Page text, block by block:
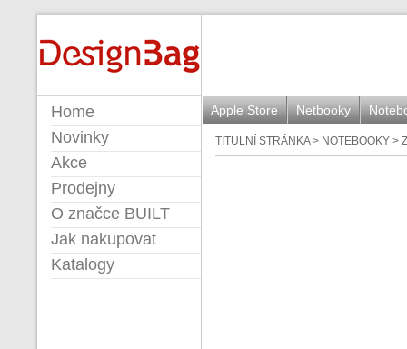
Apple Store Netbooky
TITULNÍ STRÁNKA> NOTEBOOKY >
Home
Novinky
Akce
Prodejny
O značce BUILT
Jak nakupovat
Katalogy
BUILT